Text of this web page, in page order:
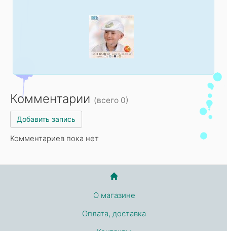
Комментарии (всего 0)
Добавить запись
Комментариев пока нет
О магазине
Оплата, доставка